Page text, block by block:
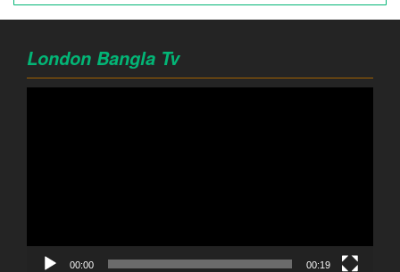
London Bangla Tv
00:00 00:19